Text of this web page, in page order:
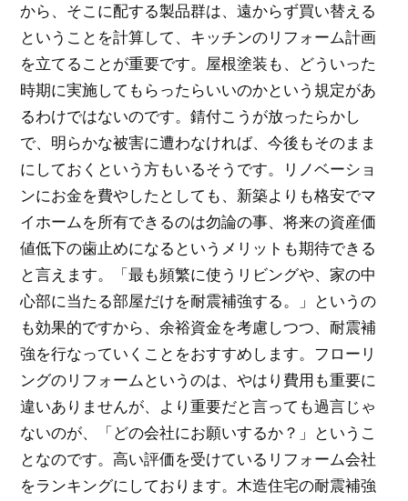
から、そこに配する製品群は、遠からず買い替える
ということを計算して、キッチンのリフォーム計画
を立てることが重要です。屋根塗装も、どういった
時期に実施してもらったらいいのかという規定があ
るわけではないのです。錆付こうが放ったらかし
で、明らかな被害に遭わなければ、今後もそのまま
にしておくという方もいるそうです。リノベーショ
ンにお金を費やしたとしても、新築よりも格安でマ
イホームを所有できるのは勿論の事、将来の資産価
値低下の歯止めになるというメリットも期待できる
と言えます。「最も頻繁に使うリビングや、家の中
心部に当たる部屋だけを耐震補強する。」というの
も効果的ですから、余裕資金を考慮しつつ、耐震補
強を行なっていくことをおすすめします。フローリ
ングのリフォームというのは、やはり費用も重要に
違いありませんが、より重要だと言っても過言じゃ
ないのが、「どの会社にお願いするか？」というこ
となのです。高い評価を受けているリフォーム会社
をランキングにしております。木造住宅の耐震補強